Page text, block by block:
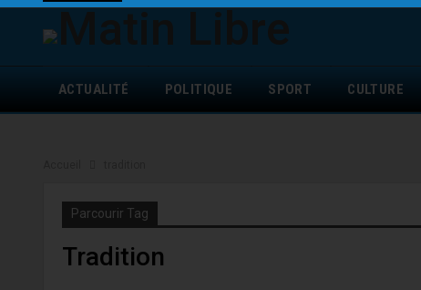
ACTUALITÉ POLITIQUE SPORT CULTURE
Parcourir Tag
Tradition